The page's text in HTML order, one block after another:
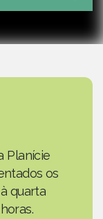
Mute
Planície
os
quarta